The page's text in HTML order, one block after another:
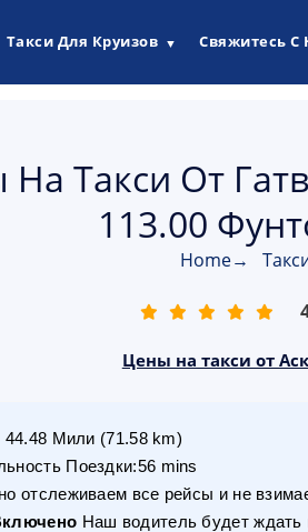
Такси Для Круизов ▼ Свяжитесь С
Такси От
113.00
Home→
Цены на такси от
44.48 Мили (71.58km)
Поездки:56 mins
отслеживаем все рейсы и не
Наш водитель будет ждать